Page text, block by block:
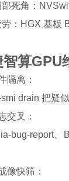
死角：
：HGX 基板
智算GPU
隔离：
drain 把疑
交叉：
bug-report、
像快筛：